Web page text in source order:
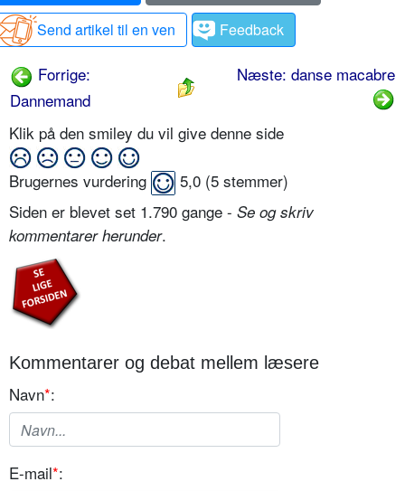
Send artikel til en ven
Feedback
Forrige:
Dannemand
Næste: danse macabre
Klik på den smiley du vil give denne side
Brugernes vurdering 5,0 (5 stemmer)
Siden er blevet set 1.790 gange - Se og skriv
kommentarer herunder.
Kommentarer og debat mellem læsere
Navn*:
E-mail*: